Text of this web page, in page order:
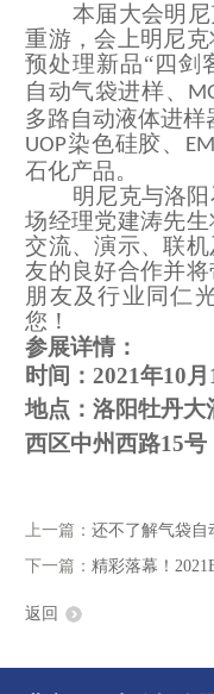
本届大会明
重游，会上明尼克
预处理新品“四剑
自动气袋进样、
多路自动液体进样
UOP染色硅胶、
石化产品。
明尼克与洛
场经理党建涛先生
交流、演示、联
友的良好合作并
朋友及行业同仁
您！
参展详情：
时间 ：2021年10月
地点 ：洛阳牡丹大
西区中州西路15号
上一篇：还不了解气袋自
下一篇：精彩落幕！
返回